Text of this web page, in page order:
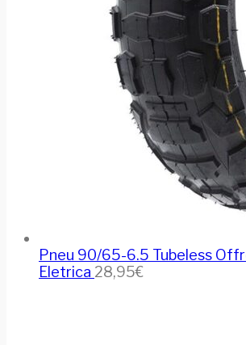
Pneu 90/65-6.5 Tubeless
Eletrica 28,95€